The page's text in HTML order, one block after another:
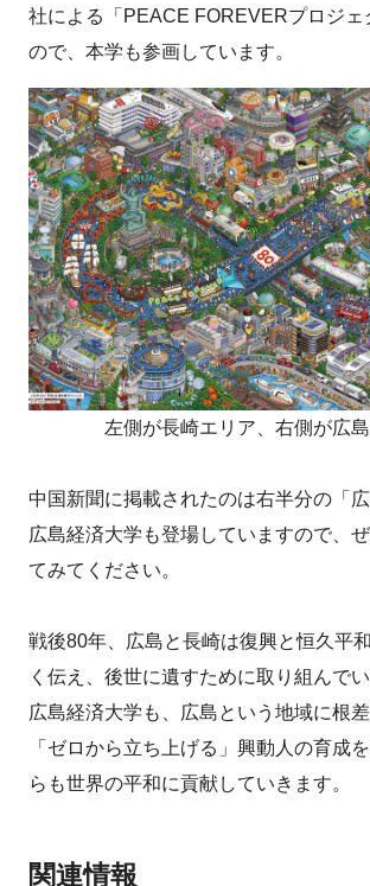
社による「PEACE FOREVERプロジェ
ので、本学も参画しています。
左側が長崎エリア、右側が広
中国新聞に掲載されたのは右半分の「広
広島経済大学も登場していますので、
てみてください。
戦後80年、広島と長崎は復興と恒久平
く伝え、後世に遺すために取り組んでい
広島経済大学も、広島という地域に根
「ゼロから立ち上げる」興動人の育成
らも世界の平和に貢献していきます。
関連情報